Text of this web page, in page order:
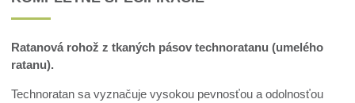
Ratanová rohož z tkaných pásov technoratanu (umelého
ratanu).
Technoratan sa vyznačuje vysokou pevnosťou a odolnosťou